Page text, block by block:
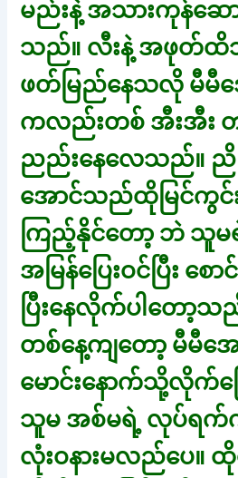
မည်းနဲ့ အသားကုန်ဆေ
သည်။ လီးနဲ့ အဖုတ်
ဖတ်မြည်နေသလို မီမီအ
ကလည်းတစ် အီးအီး တ
ညည်းနေလေသည်။
အောင်သည်ထိုမြင်ကွင်း
ကြည့်နိုင်တော့ ဘဲ သူ
အမြန်ပြေးဝင်ပြီး စော
ပြီးနေလိုက်ပါတော့သ
တစ်နေ့ကျတော့ မီမီအ
မောင်းနောက်သို့လိုက်ပ
သူမ အစ်မရဲ့ လုပ်ရ
လုံးဝနားမလည်ပေ။